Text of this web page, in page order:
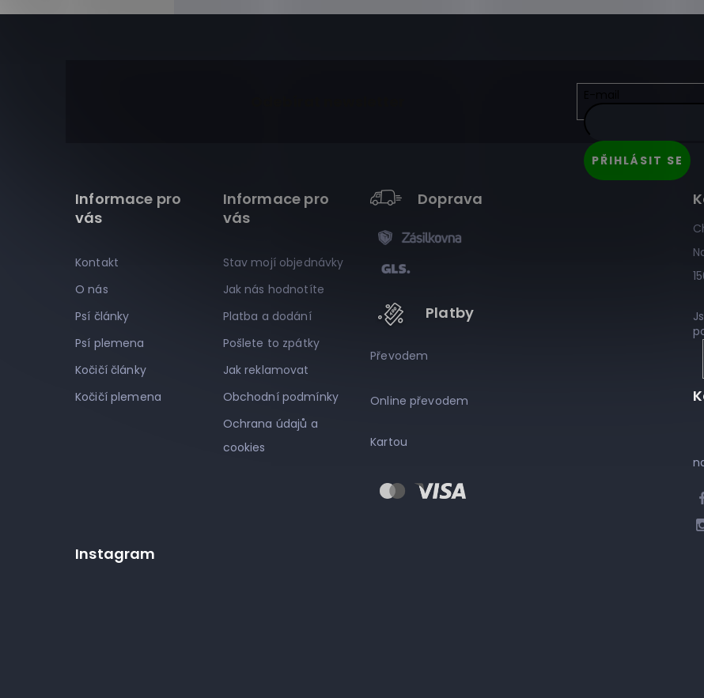
PŘIHLÁSIT SE
Informace pro
vás
Kontakt
O nás
Psí články
Psí plemena
Kočičí články
Kočičí plemena
Informace pro
vás
Stav mojí objednávky
Jak nás hodnotíte
Platba a dodání
Pošlete to zpátky
Jak reklamovat
Obchodní podmínky
Ochrana údajů a
cookies
Doprava
Platby
Převodem
Online převodem
Kartou
Instagram